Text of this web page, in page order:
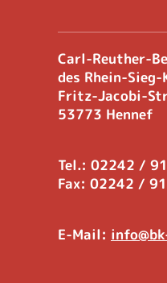
Carl-Reuther-
des Rhein-
Fritz-Jacobi-
53773 Hennef
Tel.: 02242 /
Fax: 02242 /
E-Mail: